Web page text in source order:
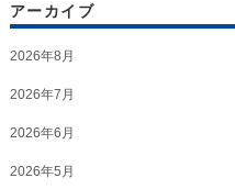
アーカイブ
2026年8月
2026年7月
2026年6月
2026年5月